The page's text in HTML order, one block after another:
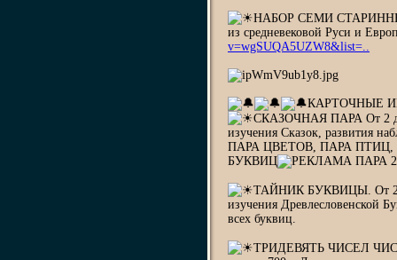
НАБОР СЕМИ
из средневековой Руси и
v=wgSUQA5UZW8&list=..
КАРТОЧНЫЕ
СКАЗОЧНАЯ ПАРА От 2 до
изучения Сказок, развития
ПАРА ЦВЕТОВ, ПАРА
БУКВИЦ
ТАЙНИК БУКВИЦЫ. От 2
изучения Древлесловенской
всех буквиц.
ТРИДЕВЯТЬ ЧИСЕЛ